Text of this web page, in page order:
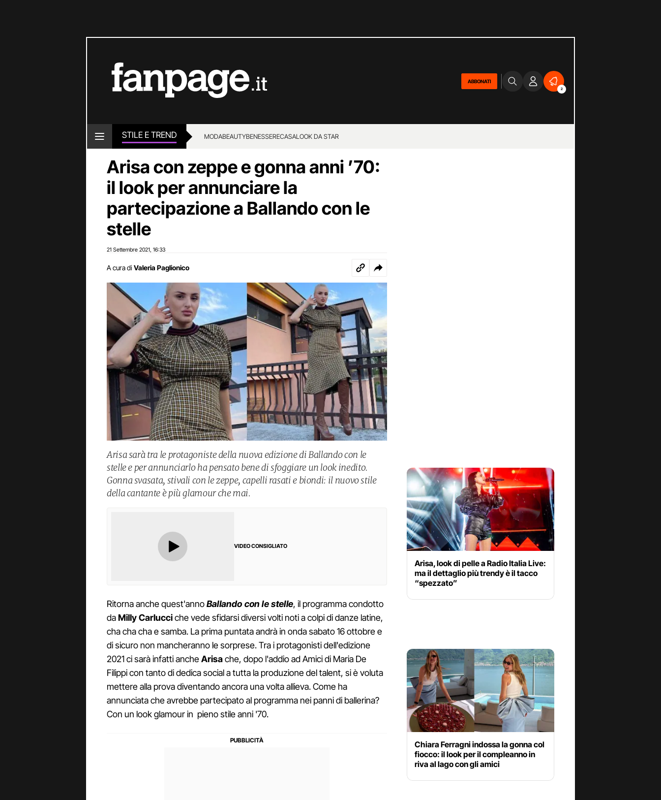
ABBONATI
2
STILE E TREND MODABEAUTYBENESSERECASALOOK DA STAR
Arisa con zeppe e gonna anni ’70:
il look per annunciare la
partecipazione a Ballando con le
stelle
21 Settembre 2021 16:33
A cura di Valeria Paglionico
Arisa sarà tra le protagoniste della nuova edizione di Ballando con le
stelle e per annunciarlo ha pensato bene di sfoggiare un look inedito.
Gonna svasata, stivali con le zeppe, capelli rasati e biondi: il nuovo stile
della cantante è più glamour che mai.
VIDEO CONSIGLIATO
Ritorna anche quest'annoBallando con le stelle, il programma condotto
daMilly Carlucciche vede sfidarsi diversi volti noti a colpi di danze latine,
cha cha cha e samba. La prima puntata andrà in onda sabato 16 ottobre e
di sicuro non mancheranno le sorprese. Tra i protagonisti dell'edizione
2021 ci sarà infatti ancheArisache, dopo l'addio ad Amici di Maria De
Filippi con tanto di dedica social a tutta la produzione del talent, si è voluta
mettere alla prova diventando ancora una volta allieva. Come ha
annunciata che avrebbe partecipato al programma nei panni di ballerina?
Con un look glamour in pieno stile anni '70.
Arisa, look di pelle a Radio Italia Live:
ma il dettaglio più trendy è il tacco
“spezzato”
Chiara Ferragni indossa la gonna col
fiocco: il look per il compleanno in
riva al lago con gli amici